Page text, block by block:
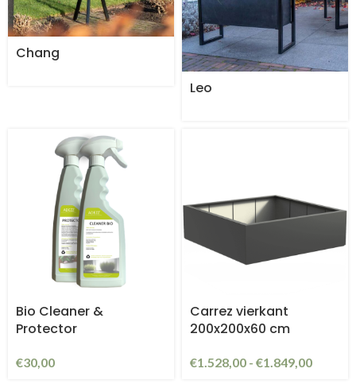
Chang
Leo
Bio Cleaner &
Protector
€30,00
Carrez vierkant
200x200x60 cm
€1.528,00 - €1.849,00